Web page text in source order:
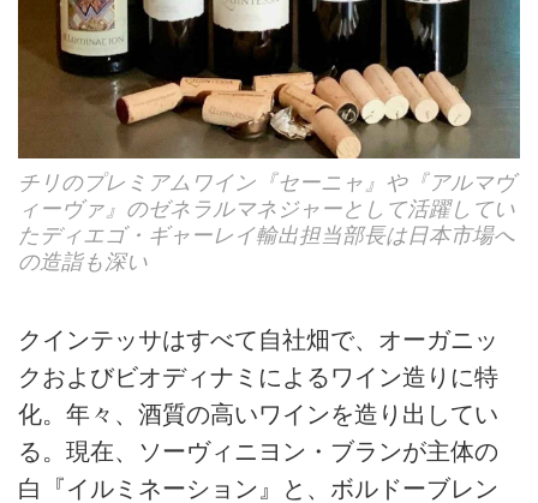
チリのプレミアムワイン『セーニャ』や『アルマヴ
ィーヴァ』のゼネラルマネジャーとして活躍してい
たディエゴ・ギャーレイ輸出担当部長は日本市場へ
の造詣も深い
クインテッサはすべて自社畑で、オーガニッ
クおよびビオディナミによるワイン造りに特
化。年々、酒質の高いワインを造り出してい
る。現在、ソーヴィニヨン・ブランが主体の
白『イルミネーション』と、ボルドーブレン